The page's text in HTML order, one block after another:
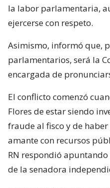
la labor parlamentaria,
ejercerse con respeto.
Asimismo, informó que,
parlamentarios, será la
encargada de
El conflicto comenzó
Flores de estar siendo
fraude al fisco y de
amante con recursos
RN respondió
de la senadora